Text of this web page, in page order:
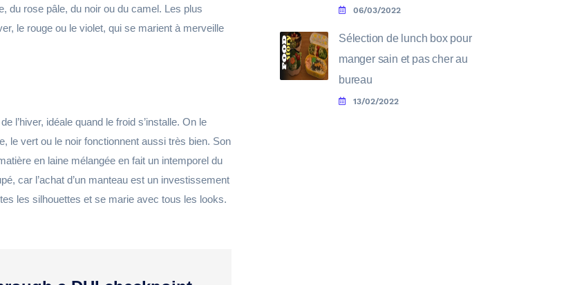
du rose pâle, du noir ou du camel. Les plus
le rouge ou le violet, qui se marient à merveille
l’hiver, idéale quand le froid s’installe. On le
le vert ou le noir fonctionnent aussi très bien. Son
en laine mélangée en fait un intemporel du
car l’achat d’un manteau est un investissement
les silhouettes et se marie avec tous les looks.
06/03/2022
Sélection de lunch box pour
manger sain et pas cher au
bureau
13/02/2022